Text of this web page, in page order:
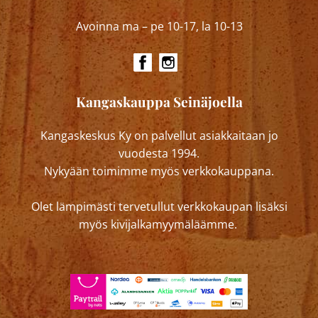
Avoinna ma – pe 10-17, la 10-13
Kangaskauppa Seinäjoella
Kangaskeskus Ky on palvellut asiakkaitaan jo
vuodesta 1994.
Nykyään toimimme myös verkkokauppana.
Olet lämpimästi tervetullut verkkokaupan lisäksi
myös kivijalkamyymäläämme.